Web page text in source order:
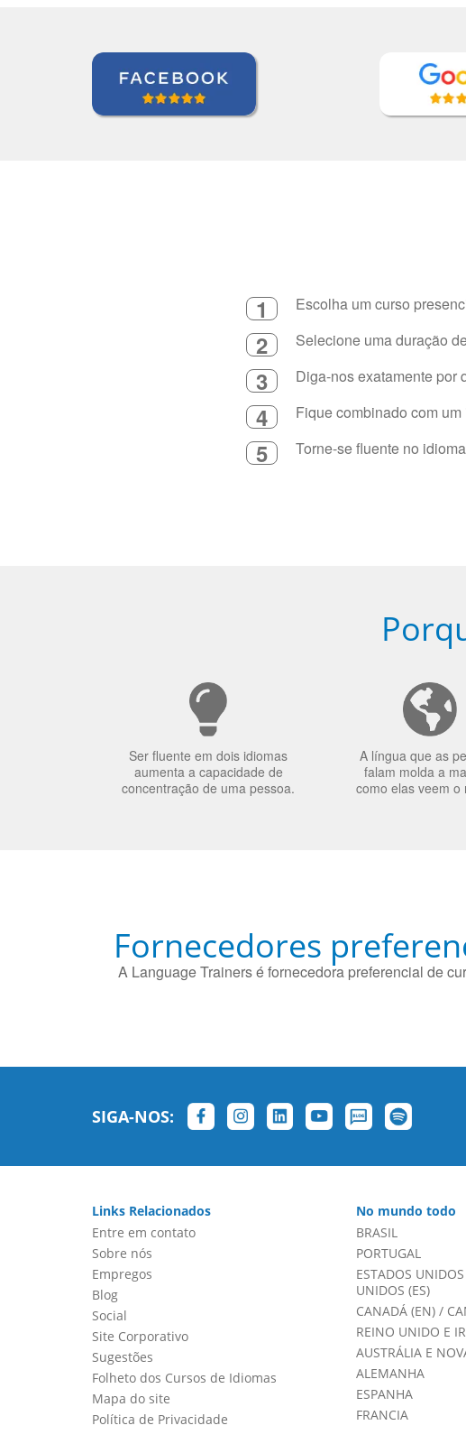
1 Escolha um curso
2 Selecione uma duração
3 Diga-nos exatamente por
4 Fique combinado com
5 Torne-se fluente no
Ser fluente em dois idiomas
aumenta a capacidade de
concentração de uma pessoa.
A língua que as
falam molda a
como elas veem o
Fornecedores
A Language Trainers é fornecedora preferencial de
SIGA-NOS:
Links Relacionados
Entre em contato
Sobre nós
Empregos
Blog
Social
Site Corporativo
Sugestões
Folheto dos Cursos de Idiomas
Mapa do site
Política de Privacidade
No mundo todo
BRASIL
PORTUGAL
ESTADOS
UNIDOS (ES)
CANADÁ (EN)/
REINO UNIDO E
AUSTRÁLIA E
ALEMANHA
ESPANHA
FRANCIA